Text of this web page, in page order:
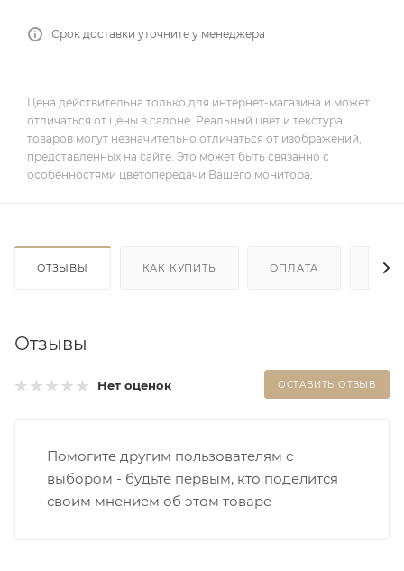
Срок доставки уточните у менеджера
Цена действительна только для интернет-магазина и может
отличаться от цены в салоне. Реальный цвет и текстура
товаров могут незначительно отличаться от изображений,
представленных на сайте. Это может быть связанно с
особенностями цветопередачи Вашего монитора.
ОТЗЫВЫ КАК КУПИТЬ ОПЛАТА
Отзывы
Нет оценок ОСТАВИТЬ ОТЗЫВ
Помогите другим пользователям с
выбором - будьте первым, кто поделится
своим мнением об этом товаре